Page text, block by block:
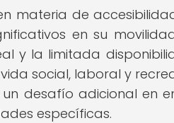
materia de
en su
y la limitada
social, laboral y
desafío adicional en
específicas.